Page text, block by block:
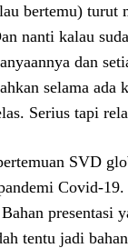
bertemu) turut
nanti kalau
dan
selama ada
Serius tapi
SVD
Covid-
presentasi
tentu jadi